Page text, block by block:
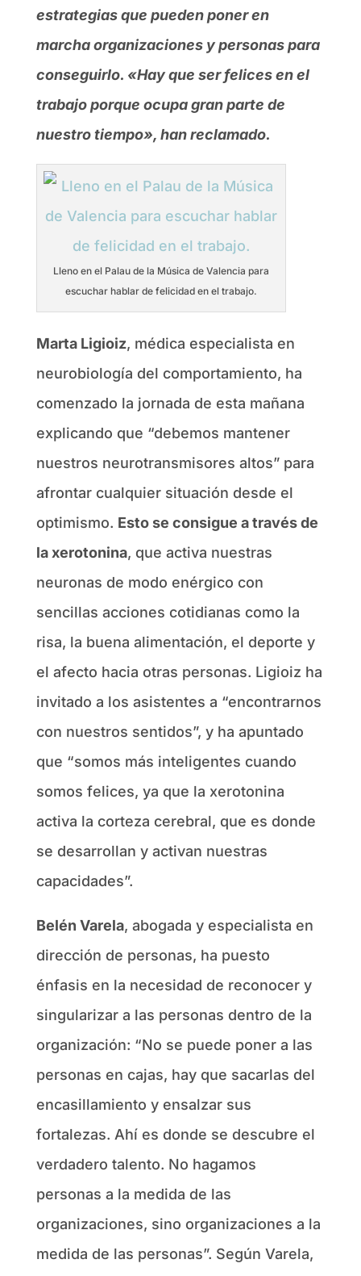
estrategias que pueden poner en
marcha organizaciones y personas para
conseguirlo. «Hay que ser felices en el
trabajo porque ocupa gran parte de
nuestro tiempo», han reclamado.
Lleno en el Palau de la Música de Valencia para
escuchar hablar de felicidad en el trabajo.
Marta Ligioiz, médica especialista en
neurobiología del comportamiento, ha
comenzado la jornada de esta mañana
explicando que “debemos mantener
nuestros neurotransmisores altos” para
afrontar cualquier situación desde el
optimismo. Esto se consigue a través de
la xerotonina, que activa nuestras
neuronas de modo enérgico con
sencillas acciones cotidianas como la
risa, la buena alimentación, el deporte y
el afecto hacia otras personas. Ligioiz ha
invitado a los asistentes a “encontrarnos
con nuestros sentidos”, y ha apuntado
que “somos más inteligentes cuando
somos felices, ya que la xerotonina
activa la corteza cerebral, que es donde
se desarrollan y activan nuestras
capacidades”.
Belén Varela, abogada y especialista en
dirección de personas, ha puesto
énfasis en la necesidad de reconocer y
singularizar a las personas dentro de la
organización: “No se puede poner a las
personas en cajas, hay que sacarlas del
encasillamiento y ensalzar sus
fortalezas. Ahí es donde se descubre el
verdadero talento. No hagamos
personas a la medida de las
organizaciones, sino organizaciones a la
medida de las personas”. Según Varela,